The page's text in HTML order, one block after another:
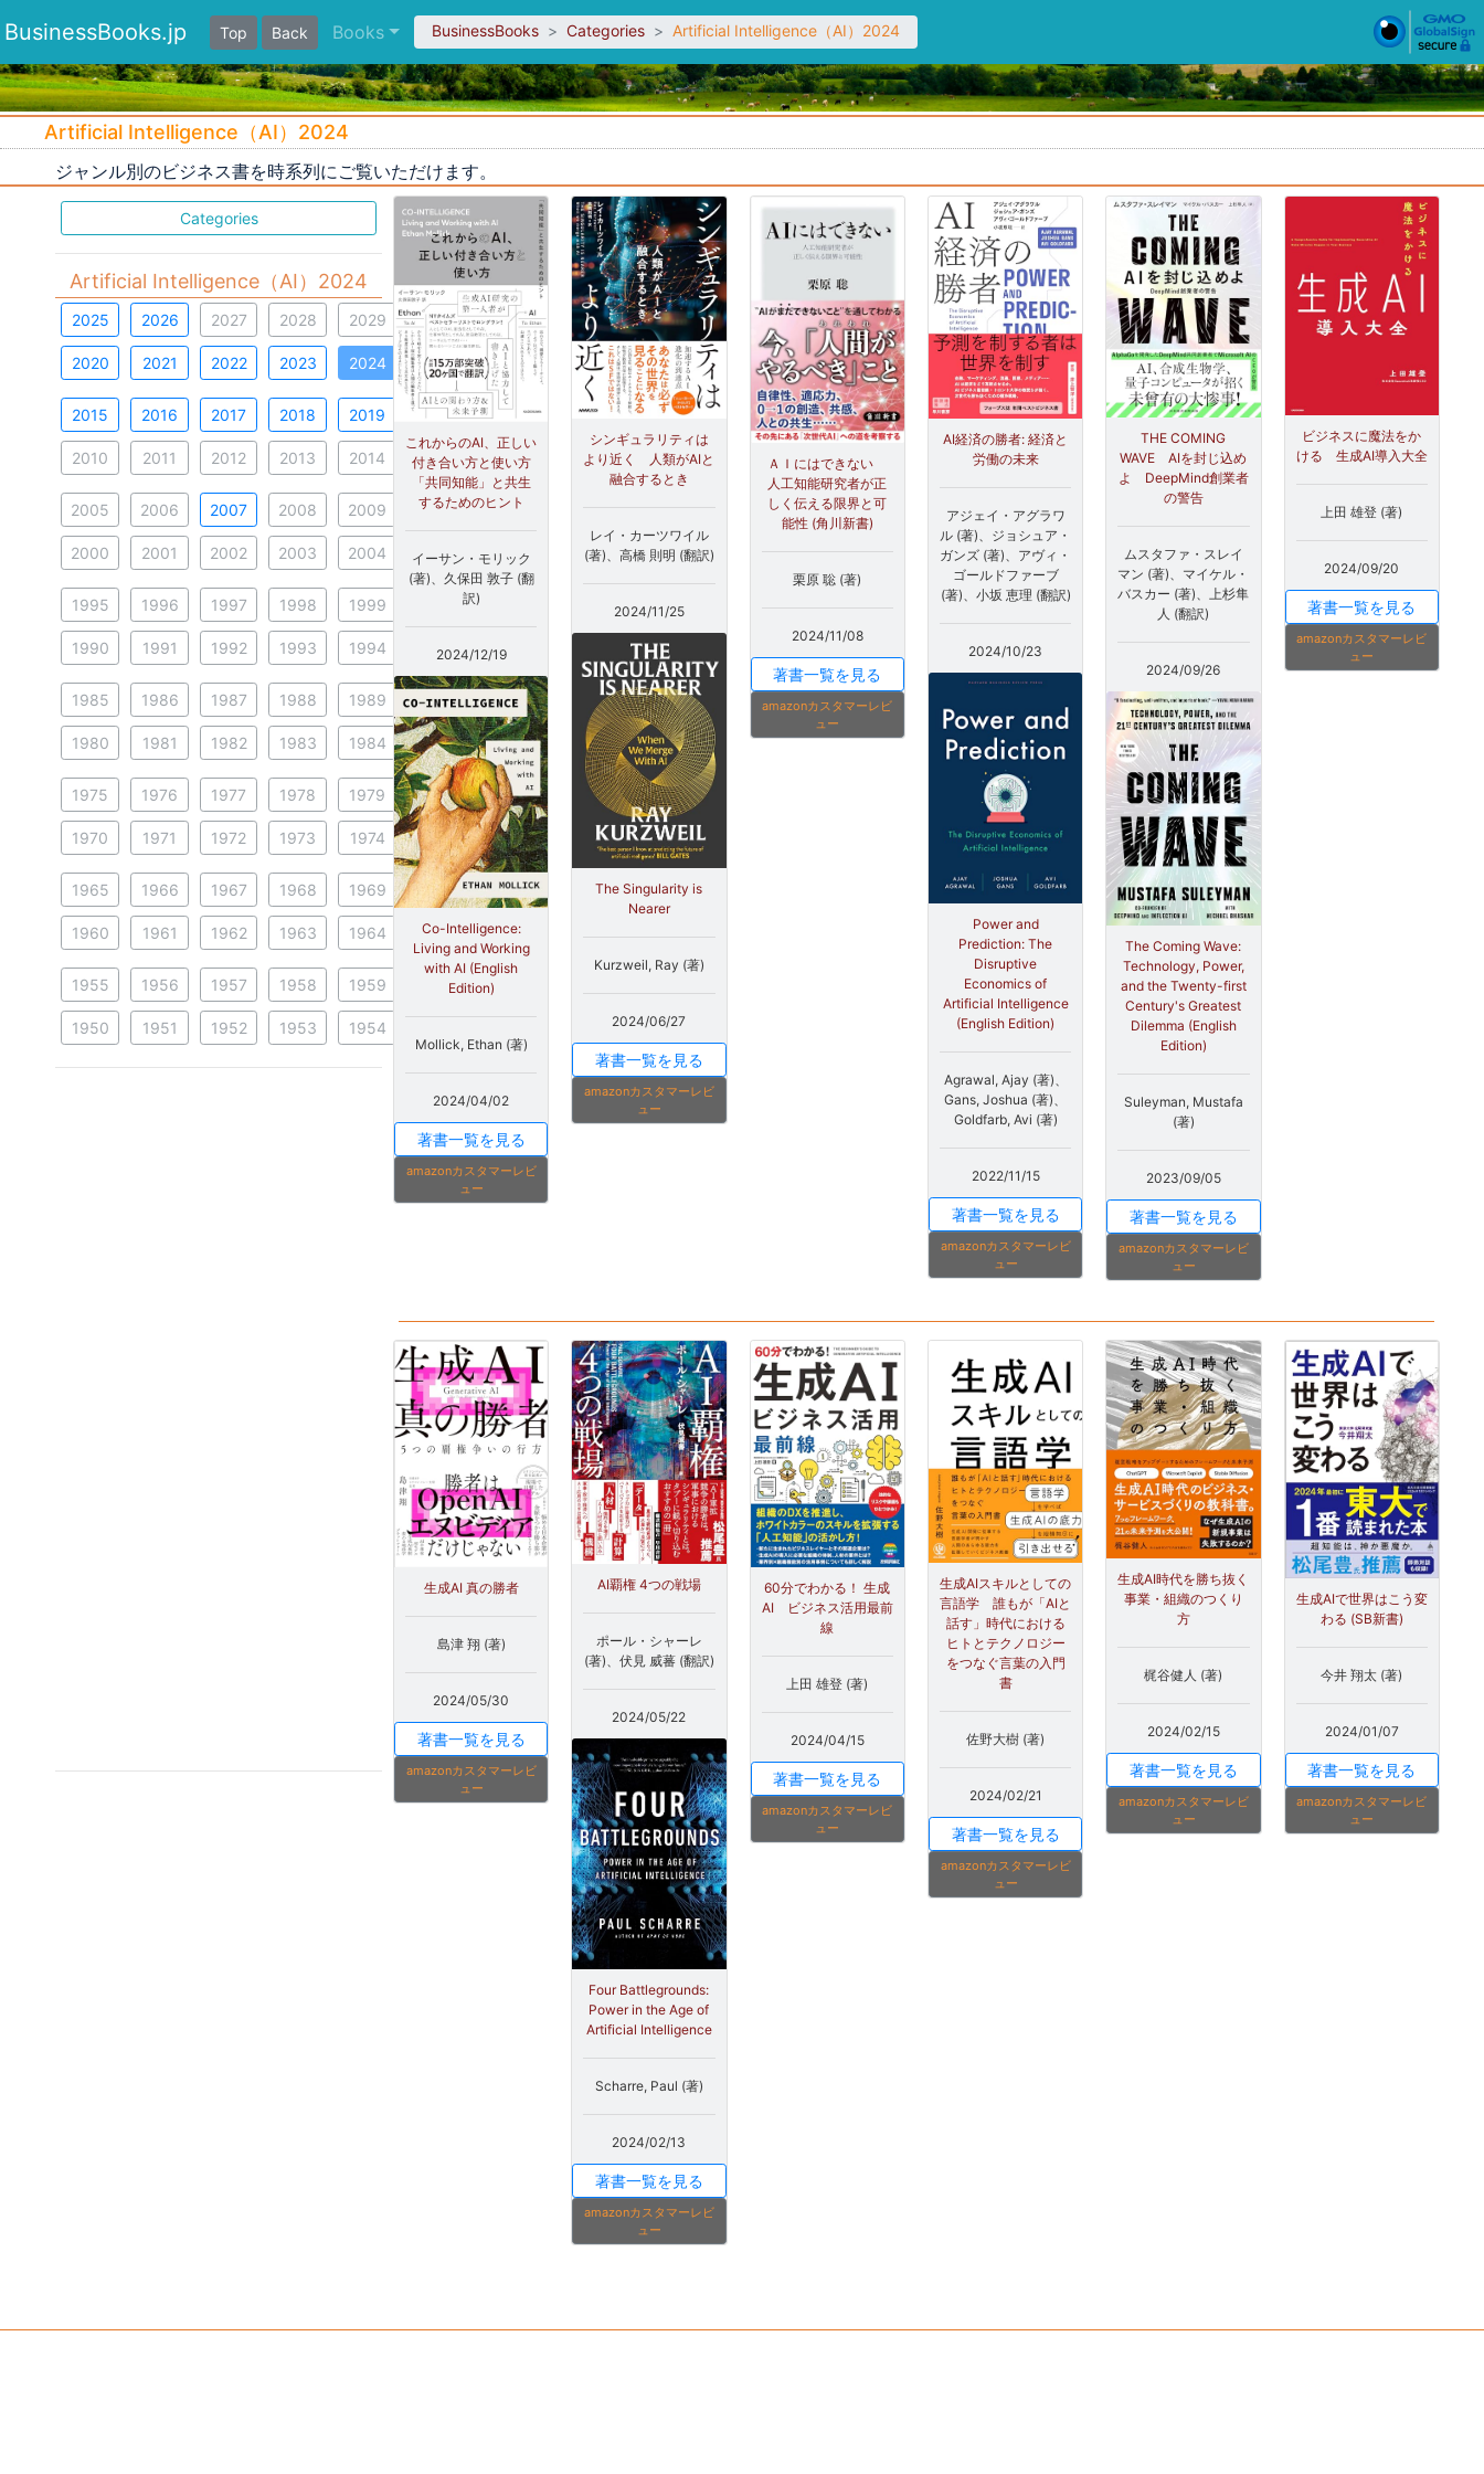
BusinessBooks.jp Top Back Books BusinessBooks Categories Artificial Intelligence（AI）2024
Artificial Intelligence（AI）2024
ジャンル別のビジネス書を時系列にご覧いただけます。
Categories
Artificial Intelligence（AI）2024
2025 2026 2027 2028 2029
2020 2021 2022 2023 2024
2015 2016 2017 2018 2019
2010 2011 2012 2013 2014
2005 2006 2007 2008 2009
2000 2001 2002 2003 2004
1995 1996 1997 1998 1999
1990 1991 1992 1993 1994
1985 1986 1987 1988 1989
1980 1981 1982 1983 1984
1975 1976 1977 1978 1979
1970 1971 1972 1973 1974
1965 1966 1967 1968 1969
1960 1961 1962 1963 1964
1955 1956 1957 1958 1959
1950 1951 1952 1953 1954
これからのAI、正しい
付き合い方と使い方
「共同知能」と共生
するためのヒント
イーサン・モリック
(著)、久保田 敦子 (翻
訳)
2024/12/19
Co-Intelligence:
Living and Working
with AI (English
Edition)
Mollick, Ethan (著)
2024/04/02
著書一覧を見る
amazonカスタマーレビ
ュー
シンギュラリティは
より近く 人類がAIと
融合するとき
レイ・カーツワイル
(著)、高橋 則明 (翻訳)
2024/11/25
The Singularity is
Nearer
Kurzweil, Ray (著)
2024/06/27
著書一覧を見る
amazonカスタマーレビ
ュー
ＡＩにはできない
人工知能研究者が正
しく伝える限界と可
能性 (角川新書)
栗原 聡 (著)
2024/11/08
著書一覧を見る
amazonカスタマーレビ
ュー
AI経済の勝者: 経済と
労働の未来
アジェイ・アグラワ
ル (著)、ジョシュア・
ガンズ (著)、アヴィ・
ゴールドファーブ
(著)、小坂 恵理 (翻訳)
2024/10/23
Power and
Prediction: The
Disruptive
Economics of
Artificial Intelligence
(English Edition)
Agrawal, Ajay (著)、
Gans, Joshua (著)、
Goldfarb, Avi (著)
2022/11/15
著書一覧を見る
amazonカスタマーレビ
ュー
THE COMING
WAVE AIを封じ込め
よ DeepMind創業者
の警告
ムスタファ・スレイ
マン (著)、マイケル・
バスカー (著)、上杉隼
人 (翻訳)
2024/09/26
The Coming Wave:
Technology, Power,
and the Twenty-first
Century's Greatest
Dilemma (English
Edition)
Suleyman, Mustafa
(著)
2023/09/05
著書一覧を見る
amazonカスタマーレビ
ュー
ビジネスに魔法をか
ける 生成AI導入大全
上田 雄登 (著)
2024/09/20
著書一覧を見る
amazonカスタマーレビ
ュー
生成AI 真の勝者
島津 翔 (著)
2024/05/30
著書一覧を見る
amazonカスタマーレビ
ュー
AI覇権 4つの戦場
ポール・シャーレ
(著)、伏見 威蕃 (翻訳)
2024/05/22
Four Battlegrounds:
Power in the Age of
Artificial Intelligence
Scharre, Paul (著)
2024/02/13
著書一覧を見る
amazonカスタマーレビ
ュー
60分でわかる！ 生成
AI ビジネス活用最前
線
上田 雄登 (著)
2024/04/15
著書一覧を見る
amazonカスタマーレビ
ュー
生成AIスキルとしての
言語学 誰もが「AIと
話す」時代における
ヒトとテクノロジー
をつなぐ言葉の入門
書
佐野大樹 (著)
2024/02/21
著書一覧を見る
amazonカスタマーレビ
ュー
生成AI時代を勝ち抜く
事業・組織のつくり
方
梶谷健人 (著)
2024/02/15
著書一覧を見る
amazonカスタマーレビ
ュー
生成AIで世界はこう変
わる (SB新書)
今井 翔太 (著)
2024/01/07
著書一覧を見る
amazonカスタマーレビ
ュー